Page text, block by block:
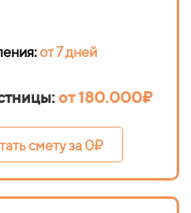
:от 7 дней
от 180.000₽
смету за 0₽